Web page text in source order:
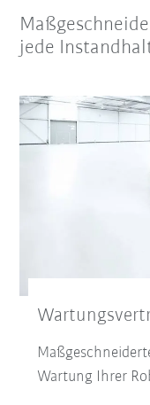
jede
Wartung Ihrer